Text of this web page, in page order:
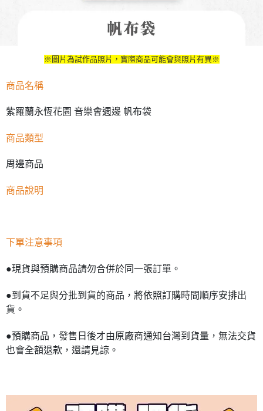
※圖片為試作品照片，實際商品可能會與照片有異※
商品名稱
紫羅蘭永恆花園 音樂會週邊 帆布袋
商品類型
周邊商品
商品說明
下單注意事項
●現貨與預購商品請勿合併於同一張訂單。
●到貨不足與分批到貨的商品，將依照訂購時間順序安排出
貨。
●預購商品，發售日後才由原廠商通知台灣到貨量，無法交貨
也會全額退款，還請見諒。